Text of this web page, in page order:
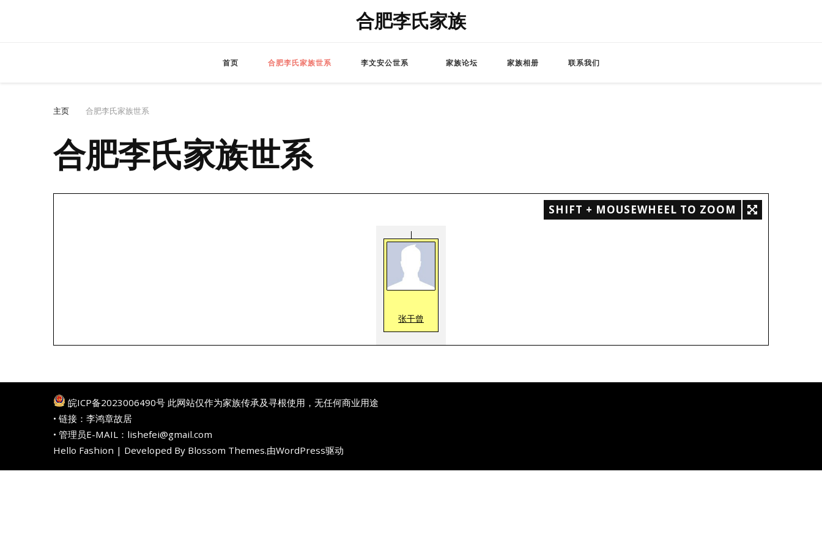
合肥李氏家族
首页 合肥李氏家族世系 李文安公世系 家族论坛 家族相册 联系我们
主页 合肥李氏家族世系
合肥李氏家族世系
SHIFT + MOUSEWHEEL TO ZOOM
张干曾
皖ICP备2023006490号 此网站仅作为家族传承及寻根使用，无任何商业用途
• 链接： 李鸿章故居
• 管理员E-MAIL：lishefei@gmail.com
Hello Fashion | Developed By Blossom Themes.由WordPress驱动